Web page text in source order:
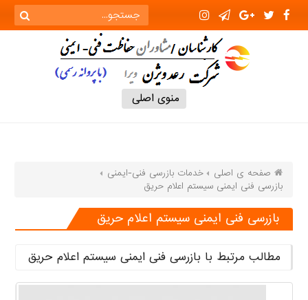
منوی اصلی
صفحه ی اصلی
خدمات بازرسی فنی-ایمنی
بازرسی فنی ایمنی سیستم اعلام حریق
بازرسی فنی ایمنی سیستم اعلام حریق
مطالب مرتبط با بازرسی فنی ایمنی سیستم اعلام حریق